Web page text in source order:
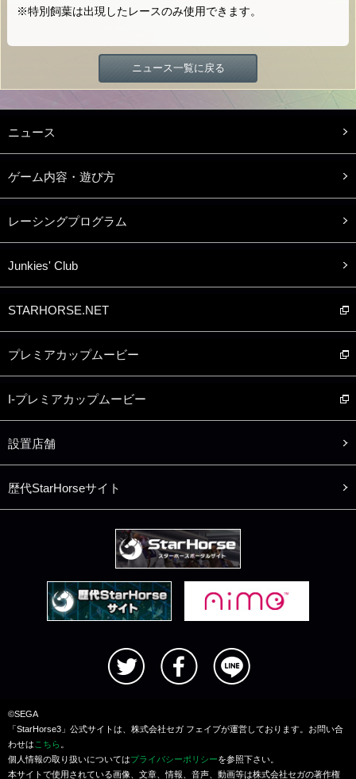
※特別飼葉は出現したレースのみ使用できます。
ニュース一覧に戻る
ニュース
ゲーム内容・遊び方
レーシングプログラム
Junkies' Club
STARHORSE.NET
プレミアカップムービー
I-プレミアカップムービー
設置店舗
歴代StarHorseサイト
©SEGA
「StarHorse3」公式サイトは、株式会社セガ フェイブが運営しております。お問い合
わせは こちら 。
個人情報の取り扱いについてはプライバシーポリシーを参照下さい。
本サイトで使用されている画像、文章、情報、音声、動画等は株式会社セガの著作権